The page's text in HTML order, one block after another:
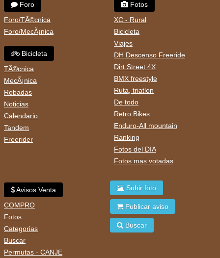
Foro
Foro/TÃ©cnica
Foro/MecÃ¡nica
Bicicleta
TÃ©cnica
MecÃ¡nica
Robadas
Noticias
Calendario
Tandem
Freerider
Fotos
XC - Rural
Bicicleta
Viajes
DH Descenso Freeride
Dirt Street 4X
BMX freestyle
Ruta, triatlon
De todo
Retro Bikes
Enduro-All mountain
Ranking
Fotos del DIA
Fotos mas votadas
Avisos Venta
COMPRO
Fotos
Categorias
Buscar
Permutas - CANJE
Subir foto
Publicar aviso
Buscar